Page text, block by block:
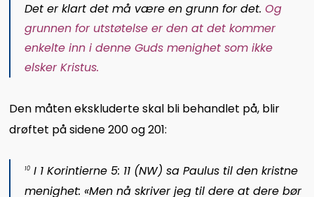
Det er klart det må være en grunn for det.Og
grunnen for utstøtelse er den at det kommer
enkelte inn i denne Guds menighet som ikke
elsker Kristus.
Den måten ekskluderte skal bli behandlet på, blir
drøftet på sidene 200 og 201:
10 I 1 Korintierne 5: 11 (NW) sa Paulus til den kristne
menighet: «Men nå skriver jeg til dere at dere bør